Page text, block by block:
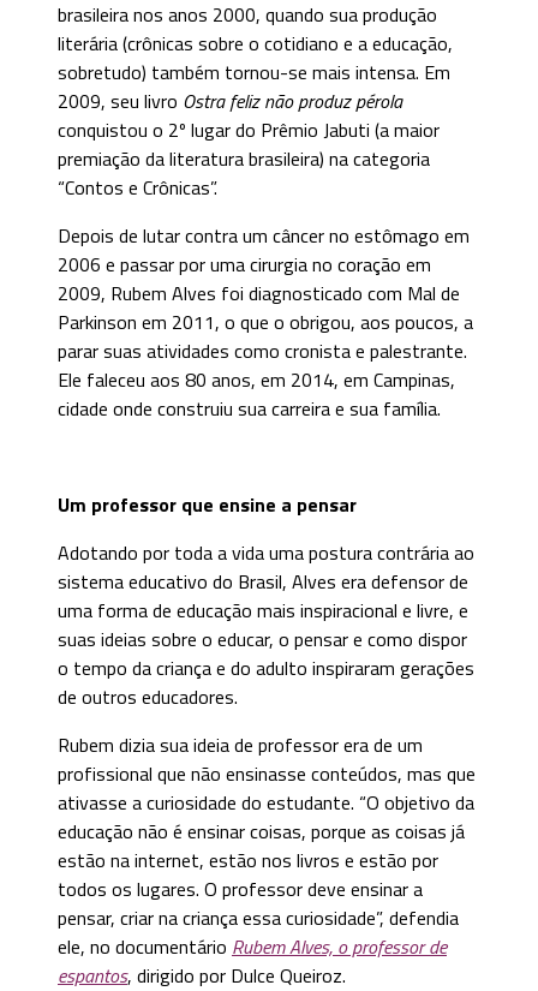
brasileira nos anos 2000, quando sua produção
literária (crônicas sobre o cotidiano e a educação,
sobretudo) também tornou-se mais intensa. Em
2009, seu livro Ostra feliz não produz pérola
conquistou o 2º lugar do Prêmio Jabuti (a maior
premiação da literatura brasileira) na categoria
“Contos e Crônicas”.
Depois de lutar contra um câncer no estômago em
2006 e passar por uma cirurgia no coração em
2009, Rubem Alves foi diagnosticado com Mal de
Parkinson em 2011, o que o obrigou, aos poucos, a
parar suas atividades como cronista e palestrante.
Ele faleceu aos 80 anos, em 2014, em Campinas,
cidade onde construiu sua carreira e sua família.
Um professor que ensine a pensar
Adotando por toda a vida uma postura contrária ao
sistema educativo do Brasil, Alves era defensor de
uma forma de educação mais inspiracional e livre, e
suas ideias sobre o educar, o pensar e como dispor
o tempo da criança e do adulto inspiraram gerações
de outros educadores.
Rubem dizia sua ideia de professor era de um
profissional que não ensinasse conteúdos, mas que
ativasse a curiosidade do estudante. “O objetivo da
educação não é ensinar coisas, porque as coisas já
estão na internet, estão nos livros e estão por
todos os lugares. O professor deve ensinar a
pensar, criar na criança essa curiosidade”, defendia
ele, no documentário Rubem Alves, o professor de
espantos, dirigido por Dulce Queiroz.